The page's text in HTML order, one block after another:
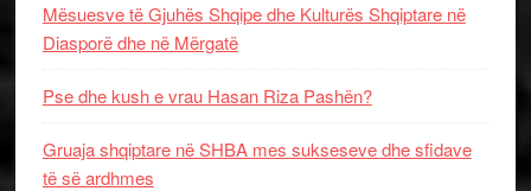
Mësuesve të Gjuhës Shqipe dhe Kulturës Shqiptare në
Diasporë dhe në Mërgatë
Pse dhe kush e vrau Hasan Riza Pashën?
Gruaja shqiptare në SHBA mes sukseseve dhe sfidave
të së ardhmes